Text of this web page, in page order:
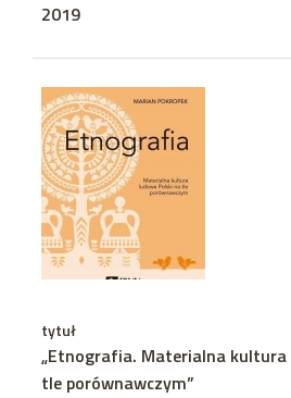
2019
tytuł
„Etnografia. Materialna kultura
tle porównawczym”